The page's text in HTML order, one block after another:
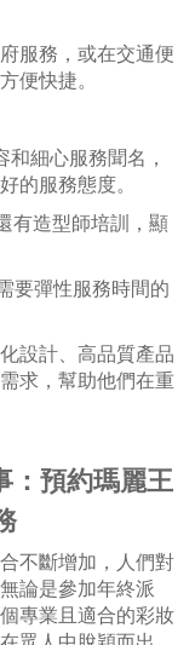
服務，或在交通便
便快捷。
細心服務聞名，
的服務態度。
有造型師培訓，顯
要彈性服務時間的
設計、高品質產品
求，幫助他們在重
：預約瑪麗王
不斷增加，人們對
論是參加年終派
專業且適合的彩妝